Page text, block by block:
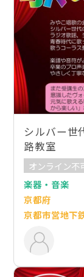
シルバー世
路教室
オンライン不
楽器・音楽
京都府
京都市営地下